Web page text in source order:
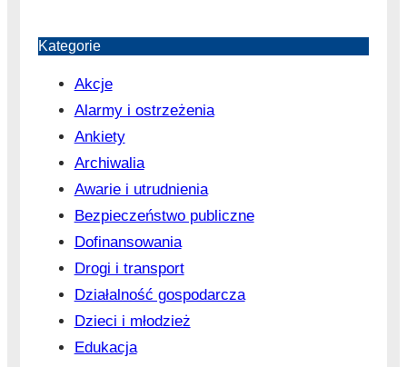
Kategorie
Akcje
Alarmy i ostrzeżenia
Ankiety
Archiwalia
Awarie i utrudnienia
Bezpieczeństwo publiczne
Dofinansowania
Drogi i transport
Działalność gospodarcza
Dzieci i młodzież
Edukacja